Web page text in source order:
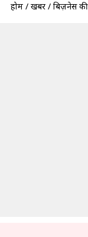
होम / खबरें / बिज़नेस